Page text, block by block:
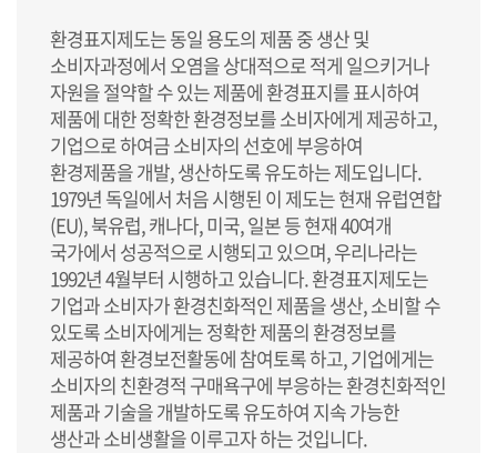
환경표지제도는 동일 용도의 제품 중 생산 및
소비자과정에서 오염을 상대적으로 적게 일으키거나
자원을 절약할 수 있는 제품에 환경표지를 표시하여
제품에 대한 정확한 환경정보를 소비자에게 제공하고,
기업으로 하여금 소비자의 선호에 부응하여
환경제품을 개발, 생산하도록 유도하는 제도입니다.
1979년 독일에서 처음 시행된 이 제도는 현재 유럽연합
(EU), 북유럽, 캐나다, 미국, 일본 등 현재 40여개
국가에서 성공적으로 시행되고 있으며, 우리나라는
1992년 4월부터 시행하고 있습니다. 환경표지제도는
기업과 소비자가 환경친화적인 제품을 생산, 소비할 수
있도록 소비자에게는 정확한 제품의 환경정보를
제공하여 환경보전활동에 참여토록 하고, 기업에게는
소비자의 친환경적 구매욕구에 부응하는 환경친화적인
제품과 기술을 개발하도록 유도하여 지속 가능한
생산과 소비생활을 이루고자 하는 것입니다.